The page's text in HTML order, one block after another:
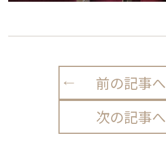
前の記事へ
次の記事へ